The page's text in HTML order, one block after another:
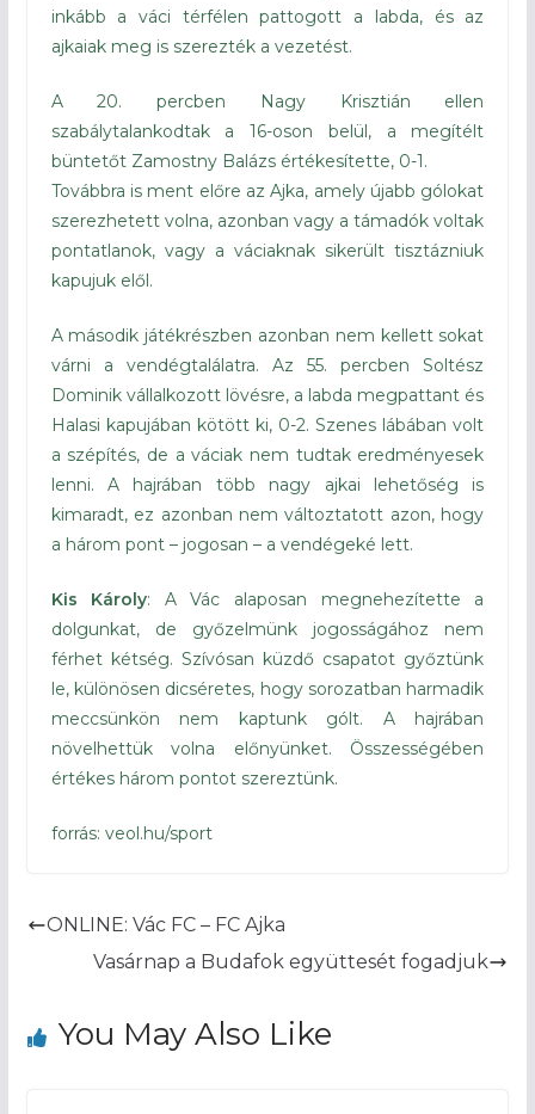
inkább a váci térfélen pattogott a labda, és az
ajkaiak meg is szerezték a vezetést.
A 20. percben Nagy Krisztián ellen
szabálytalankodtak a 16-oson belül, a megítélt
büntetőt Zamostny Balázs értékesítette, 0-1.
Továbbra is ment előre az Ajka, amely újabb gólokat
szerezhetett volna, azonban vagy a támadók voltak
pontatlanok, vagy a váciaknak sikerült tisztázniuk
kapujuk elől.
A második játékrészben azonban nem kellett sokat
várni a vendégtalálatra. Az 55. percben Soltész
Dominik vállalkozott lövésre, a labda megpattant és
Halasi kapujában kötött ki, 0-2. Szenes lábában volt
a szépítés, de a váciak nem tudtak eredményesek
lenni. A hajrában több nagy ajkai lehetőség is
kimaradt, ez azonban nem változtatott azon, hogy
a három pont – jogosan – a vendégeké lett.
Kis Károly: A Vác alaposan megnehezítette a
dolgunkat, de győzelmünk jogosságához nem
férhet kétség. Szívósan küzdő csapatot győztünk
le, különösen dicséretes, hogy sorozatban harmadik
meccsünkön nem kaptunk gólt. A hajrában
növelhettük volna előnyünket. Összességében
értékes három pontot szereztünk.
forrás: veol.hu/sport
ONLINE: Vác FC – FC Ajka
Vasárnap a Budafok együttesét fogadjuk
You May Also Like